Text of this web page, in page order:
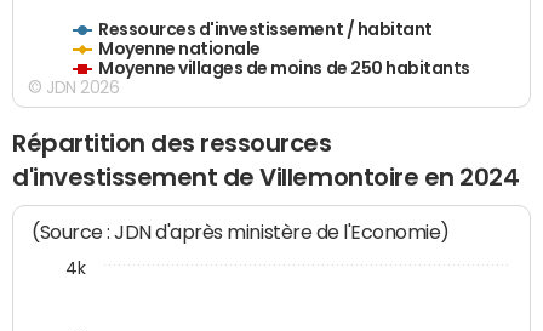
Ressources d'investissement / habitant
Moyenne nationale
Moyenne villages de moins de 250 habitants
© JDN 2026
Répartition des ressources
d'investissement de Villemontoire en 2024
(Source : JDN d'après ministère de l'Economie)
4k